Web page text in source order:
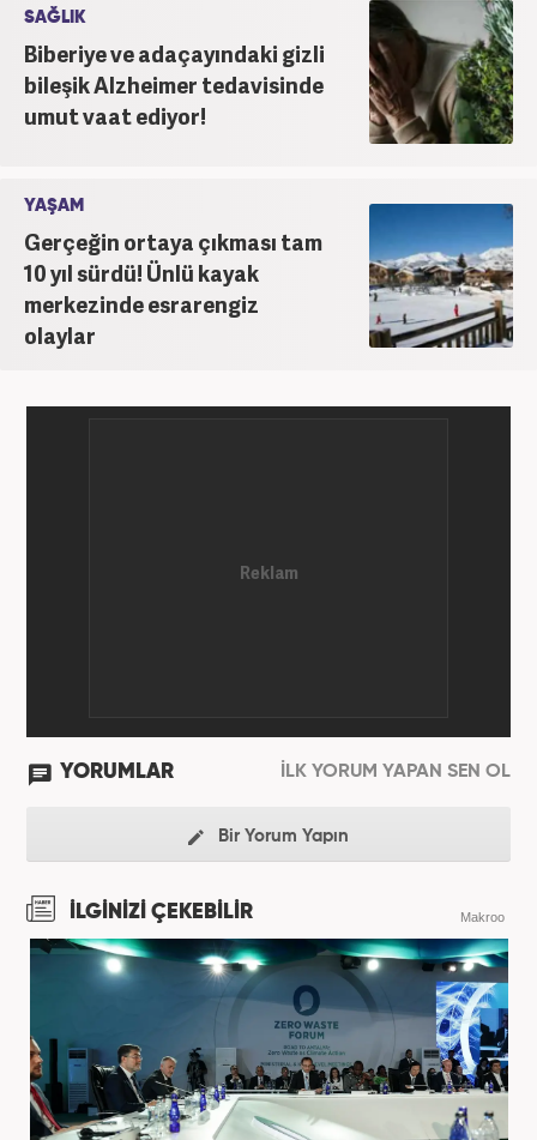
SAĞLIK
Biberiye ve adaçayındaki gizli
bileşik Alzheimer tedavisinde
umut vaat ediyor!
YAŞAM
Gerçeğin ortaya çıkması tam
10 yıl sürdü! Ünlü kayak
merkezinde esrarengiz
olaylar
YORUMLAR İLK YORUM YAPAN SEN OL
Bir Yorum Yapın
İLGİNİZİ ÇEKEBİLİR Makroo